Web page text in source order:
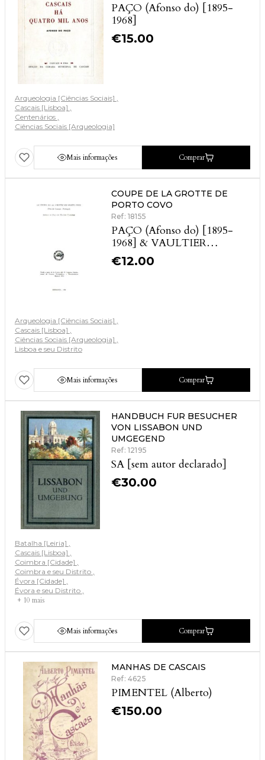
PAÇO (Afonso do) [1895-
1968]
€15.00
Arqueologia [Ciências Sociais]
Cascais [Lisboa]
Centenários
Ciências Sociais [Arqueologia]
Mais informações Comprar
COUPE DE LA GROTTE DE
PORTO COVO
Ref: 18155
PAÇO (Afonso do) [1895-
1968] & VAULTIER
(Maxime)
€12.00
Arqueologia [Ciências Sociais]
Cascais [Lisboa]
Ciências Sociais [Arqueologia]
Lisboa e seu Distrito
Mais informações Comprar
HANDBUCH FUR BESUCHER
VON LISSABON UND
UMGEGEND
Ref: 12195
SA [sem autor declarado]
€30.00
Batalha [Leiria]
Cascais [Lisboa]
Coimbra [Cidade]
Coimbra e seu Distrito
Évora [Cidade]
Évora e seu Distrito
+ 10 mais
Mais informações Comprar
MANHAS DE CASCAIS
Ref: 4625
PIMENTEL (Alberto)
€150.00